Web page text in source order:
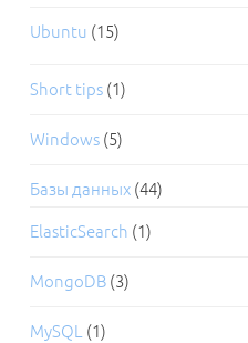
Ubuntu (15)
Short tips (1)
Windows (5)
Базы данных (44)
ElasticSearch (1)
MongoDB (3)
MySQL (1)